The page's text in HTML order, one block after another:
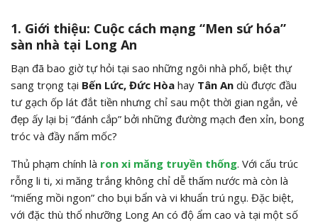
1. Giới thiệu: Cuộc cách mạng “Men sứ hóa”
sàn nhà tại Long An
Bạn đã bao giờ tự hỏi tại sao những ngôi nhà phố, biệt thự
sang trọng tại Bến Lức, Đức Hòa hay Tân An dù được đầu
tư gạch ốp lát đắt tiền nhưng chỉ sau một thời gian ngắn, vẻ
đẹp ấy lại bị “đánh cắp” bởi những đường mạch đen xỉn, bong
tróc và đầy nấm mốc?
Thủ phạm chính là ron xi măng truyền thống. Với cấu trúc
rỗng li ti, xi măng trắng không chỉ dễ thấm nước mà còn là
“miếng mồi ngon” cho bụi bẩn và vi khuẩn trú ngụ. Đặc biệt,
với đặc thù thổ nhưỡng Long An có độ ẩm cao và tại một số